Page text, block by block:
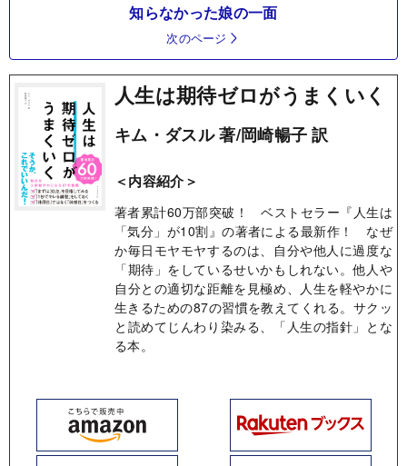
知らなかった娘の一面
次のページ
人生は期待ゼロがうまくいく
キム・ダスル 著/岡崎暢子 訳
＜内容紹介＞
著者累計60万部突破！ ベストセラー『人生は
「気分」が10割』の著者による最新作！ なぜ
か毎日モヤモヤするのは、自分や他人に過度な
「期待」をしているせいかもしれない。他人や
自分との適切な距離を見極め、人生を軽やかに
生きるための87の習慣を教えてくれる。サクッ
と読めてじんわり染みる、「人生の指針」とな
る本。